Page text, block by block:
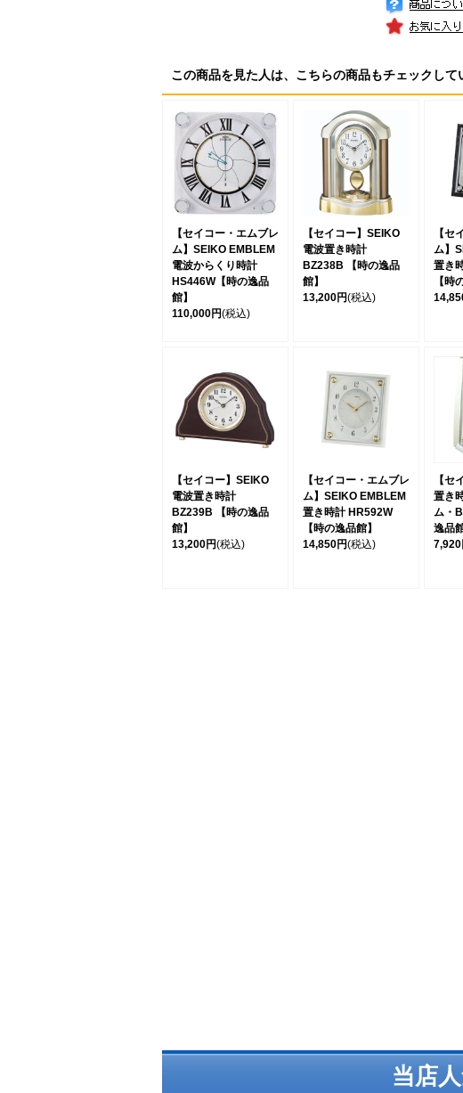
この商品を見た人は、こちらの商品もチェックして
【セイコー・エムブレ
ム】SEIKO EMBLEM
電波からくり時計
HS446W【時の逸品
館】
110,000円(税込)
【セイコー】SEIKO
電波置き時計
BZ238B 【時の逸品
館】
13,200円(税込)
【セ
ム】
置き
【時
【セイコー】SEIKO
電波置き時計
BZ239B 【時の逸品
館】
13,200円(税込)
【セイコー・エムブレ
ム】SEIKO EMBLEM
置き時計 HR592W
【時の逸品館】
14,850円(税込)
【セ
置き
ム・
逸品館
7,920
当店